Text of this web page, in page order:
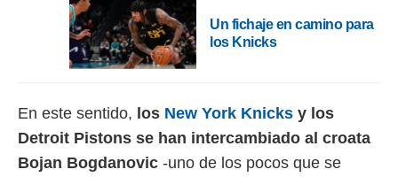
Un fichaje en camino para
los Knicks
En este sentido, los New York Knicks y los
Detroit Pistons se han intercambiado al croata
Bojan Bogdanovic -uno de los pocos que se